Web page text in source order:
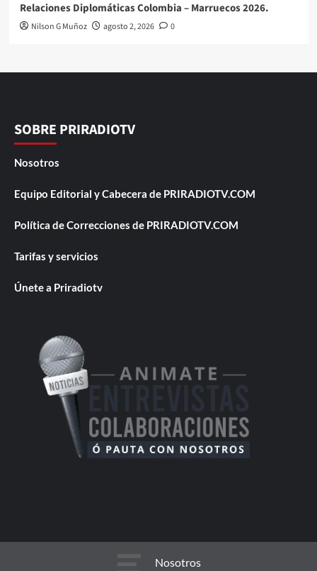
Relaciones Diplomáticas Colombia – Marruecos 2026.
Nilson G Muñoz agosto 2, 2026 0
SOBRE PRIRADIOTV
Nosotros
Equipo Editorial y Cabecera de PRIRADIOTV.COM
Política de Correcciones de PRIRADIOTV.COM
Tarifas y servicios
Únete a Priradiotv
Nosotros